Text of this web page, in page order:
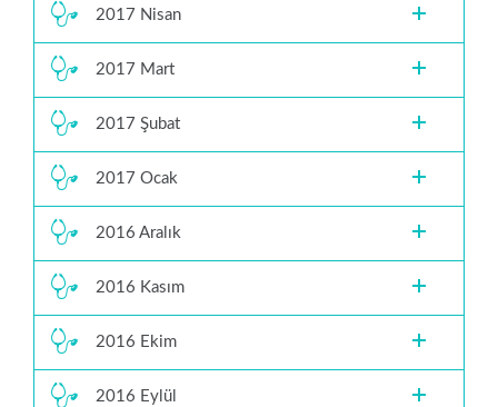
2017 Nisan
2017 Mart
2017 Şubat
2017 Ocak
2016 Aralık
2016 Kasım
2016 Ekim
2016 Eylül